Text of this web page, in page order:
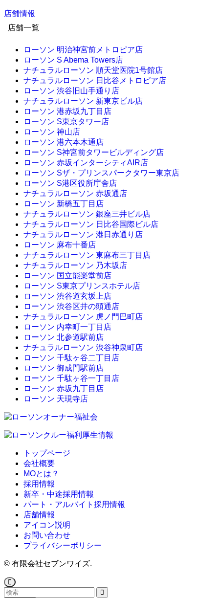
店舗情報
店舗一覧
ローソン 明治神宮前メトロピア店
ローソン S Abema Towers店
ナチュラルローソン 順天堂医院1号館店
ナチュラルローソン 日比谷メトロピア店
ローソン 渋谷旧山手通り店
ナチュラルローソン 新東京ビル店
ローソン 港赤坂九丁目店
ローソン S東京タワー店
ローソン 神山店
ローソン 港六本木通店
ローソン S神宮前タワービルディング店
ローソン 赤坂インターシティAIR店
ローソン Sザ・プリンスパークタワー東京店
ローソン S港区役所庁舎店
ナチュラルローソン 赤坂通店
ローソン 新橋五丁目店
ナチュラルローソン 銀座三井ビル店
ナチュラルローソン 日比谷国際ビル店
ナチュラルローソン 港日赤通り店
ローソン 麻布十番店
ナチュラルローソン 東麻布三丁目店
ナチュラルローソン 乃木坂店
ローソン 国立能楽堂前店
ローソン S東京プリンスホテル店
ローソン 渋谷道玄坂上店
ローソン 渋谷区井の頭通店
ナチュラルローソン 虎ノ門巴町店
ローソン 内幸町一丁目店
ローソン 北参道駅前店
ナチュラルローソン 渋谷神泉町店
ローソン 千駄ヶ谷二丁目店
ローソン 御成門駅前店
ローソン 千駄ヶ谷一丁目店
ローソン 赤坂九丁目店
ローソン 天現寺店
トップページ
会社概要
MOとは？
採用情報
新卒・中途採用情報
パート・アルバイト採用情報
店舗情報
アイコン説明
お問い合わせ
プライバシーポリシー
© 有限会社セブンワイズ.